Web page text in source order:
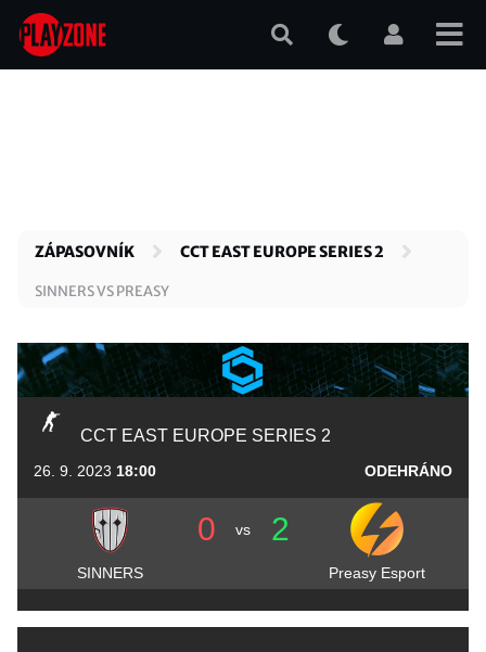
Přejít
hlavnímu
ZÁPASOVNÍK CCT EAST EUROPE SERIES 2
SINNERS VS PREASY
CCT EAST EUROPE SERIES 2
26. 9. 2023 18:00 ODEHRÁNO
0 vs 2
SINNERS Preasy Esport